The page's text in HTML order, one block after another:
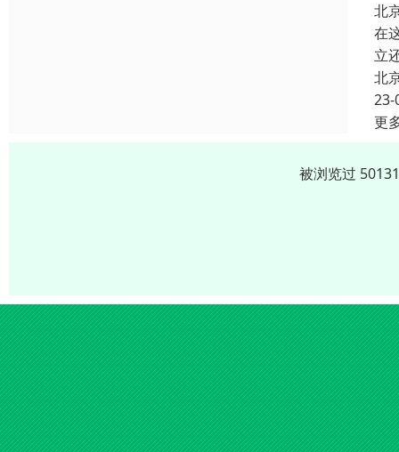
北
在
立
北
23-
更
被浏览过